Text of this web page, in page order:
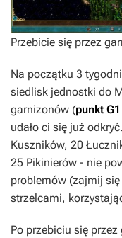
Przebicie się przez
Na początku 3
siedlisk jednostki do
garnizonów (punkt
udało ci się już
Kuszników, 20
25 Pikinierów - nie
problemów (zajmij
strzelcami,
Po przebiciu się